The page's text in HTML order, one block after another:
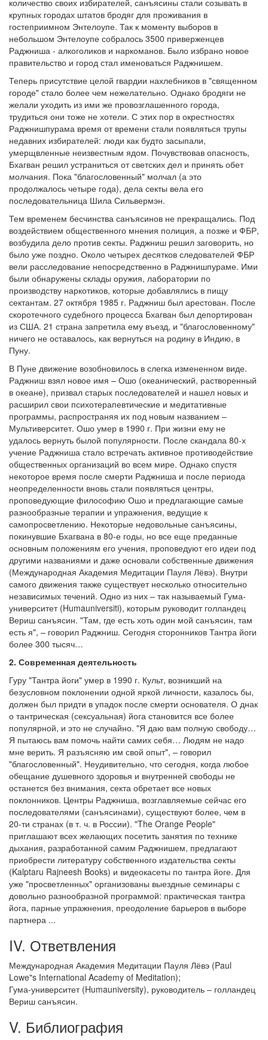
количество своих избирателей, санъясины стали созывать в
крупных городах штатов бродяг для проживания в
гостеприимном Энтелоупе. Так к моменту выборов в
небольшом Энтелоупе собралось 3500 приверженцев
Раджниша - алкоголиков и наркоманов. Было избрано новое
правительство и город стал именоваться Раджнишем.
Теперь присутствие целой гвардии нахлебников в "священном
городе" стало более чем нежелательно. Однако бродяги не
желали уходить из ими же провозглашенного города,
трудиться они тоже не хотели. С этих пор в окрестностях
Раджнишпурама время от времени стали появляться трупы
недавних избирателей: люди как будто засыпали,
умерщвленные неизвестным ядом. Почувствовав опасность,
Бхагван решил устраниться от светских дел и принять обет
молчания. Пока "благословенный" молчал (а это
продолжалось четыре года), дела секты вела его
последовательница Шила Сильвермэн.
Тем временем бесчинства санъясинов не прекращались. Под
воздействием общественного мнения полиция, а позже и ФБР,
возбудила дело против секты. Раджниш решил заговорить, но
было уже поздно. Около четырех десятков следователей ФБР
вели расследование непосредственно в Раджнишпураме. Ими
были обнаружены склады оружия, лаборатории по
производству наркотиков, которые добавлялись в пищу
сектантам. 27 октября 1985 г. Раджниш был арестован. После
скоротечного судебного процесса Бхагван был депортирован
из США. 21 страна запретила ему въезд, и "благословенному"
ничего не оставалось, как вернуться на родину в Индию, в
Пуну.
В Пуне движение возобновилось в слегка измененном виде.
Раджниш взял новое имя – Ошо (океанический, растворенный
в океане), призвал старых последователей и нашел новых и
расширил свои психотерапевтические и медитативные
программы, распространяя их под новым названием –
Мультиверситет. Ошо умер в 1990 г. При жизни ему не
удалось вернуть былой популярности. После скандала 80-х
учение Раджниша стало встречать активное противодействие
общественных организаций во всем мире. Однако спустя
некоторое время после смерти Раджниша и после периода
неопределенности вновь стали появляться центры,
проповедующие философию Ошо и предлагающие самые
разнообразные терапии и упражнения, ведущие к
самопросветлению. Некоторые недовольные санъясины,
покинувшие Бхагвана в 80-е годы, но все еще преданные
основным положениям его учения, проповедуют его идеи под
другими названиями и даже основали собственные движения
(Международная Академия Медитации Пауля Лёвэ). Внутри
самого движения также существует несколько относительно
независимых течений. Одно из них – так называемый Гума-
университет (Humauniversiti), которым руководит голландец
Вериш санъясин. "Там, где есть хоть один мой санъясин, там
есть я", – говорил Раджниш. Сегодня сторонников Тантра йоги
более 300 тысяч…
2. Современная деятельность
Гуру "Тантра йоги" умер в 1990 г. Культ, возникший на
безусловном поклонении одной яркой личности, казалось бы,
должен был придти в упадок после смерти основателя. О днак
о тантрическая (сексуальная) йога становится все более
популярной, и это не случайно. "Я даю вам полную свободу…
Я пытаюсь вам помочь найти самих себя… Людям не надо
мне верить. Я разъясняю им свой опыт", – говорил
"благословенный". Неудивительно, что сегодня, когда любое
обещание душевного здоровья и внутренней свободы не
останется без внимания, секта обретает все новых
поклонников. Центры Раджниша, возглавляемые сейчас его
последователями (санъясинами), существуют более, чем в
20-ти странах (в т. ч. в России). "The Orange People"
приглашают всех желающих посетить занятия по технике
дыхания, разработанной самим Раджнишем, предлагают
приобрести литературу собственного издательства секты
(Kalptaru Rajneesh Books) и видеокасеты по тантра йоге. Для
уже "просветленных" организованы выездные семинары с
довольно разнообразной программой: практическая тантра
йога, парные упражнения, преодоление барьеров в выборе
партнера ...
IV. Ответвления
Международная Академия Медитации Пауля Лёвэ (Paul
Lowe"s International Academy of Meditation);
Гума-университет (Humauniversity), руководитель – голландец
Вериш санъясин.
V. Библиография